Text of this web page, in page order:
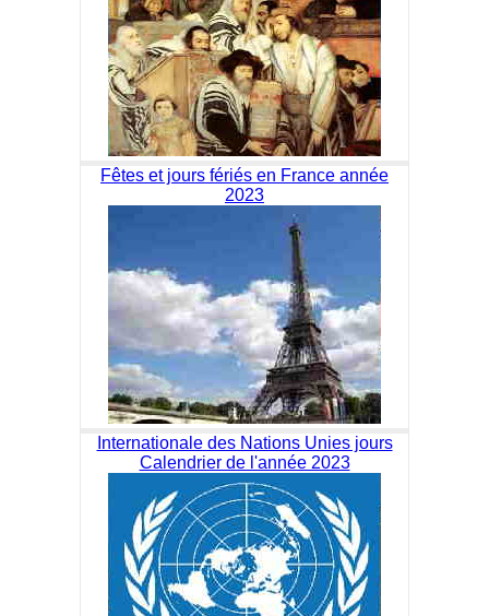
Fêtes et jours fériés en France année
2023
Internationale des Nations Unies jours
Calendrier de l'année 2023